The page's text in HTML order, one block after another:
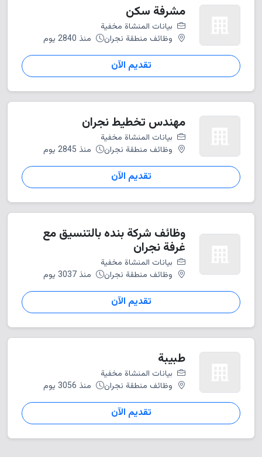
مشرفة سكن
بيانات المنشاة مخفية
وظائف منطقة نجران
منذ 2840 يوم
تقديم الآن
مهندس تخطيط نجران
بيانات المنشاة مخفية
وظائف منطقة نجران
منذ 2845 يوم
تقديم الآن
وظائف شركة بنده بالتنسيق مع
غرفة نجران
بيانات المنشاة مخفية
وظائف منطقة نجران
منذ 3037 يوم
تقديم الآن
طبيبة
بيانات المنشاة مخفية
وظائف منطقة نجران
منذ 3056 يوم
تقديم الآن